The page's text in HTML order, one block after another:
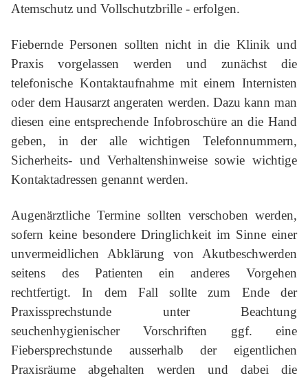
Atemschutz und Vollschutzbrille - erfolgen.
Fiebernde Personen sollten nicht in die Klinik und
Praxis vorgelassen werden und zunächst die
telefonische Kontaktaufnahme mit einem Internisten
oder dem Hausarzt angeraten werden. Dazu kann man
diesen eine entsprechende Infobroschüre an die Hand
geben, in der alle wichtigen Telefonnummern,
Sicherheits- und Verhaltenshinweise sowie wichtige
Kontaktadressen genannt werden.
Augenärztliche Termine sollten verschoben werden,
sofern keine besondere Dringlichkeit im Sinne einer
unvermeidlichen Abklärung von Akutbeschwerden
seitens des Patienten ein anderes Vorgehen
rechtfertigt. In dem Fall sollte zum Ende der
Praxissprechstunde unter Beachtung
seuchenhygienischer Vorschriften ggf. eine
Fiebersprechstunde ausserhalb der eigentlichen
Praxisräume abgehalten werden und dabei die